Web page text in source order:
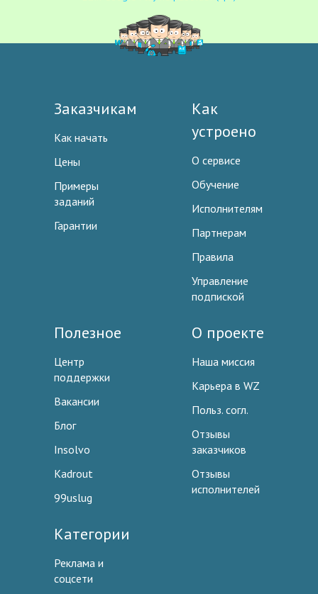
Заказчикам
Как начать
Цены
Примеры
заданий
Гарантии
Как
устроено
О сервисе
Обучение
Исполнителям
Партнерам
Правила
Управление
подпиской
Полезное
Центр
поддержки
Вакансии
Блог
Insolvo
Kadrout
99uslug
О проекте
Наша миссия
Карьера в WZ
Польз. согл.
Отзывы
заказчиков
Отзывы
исполнителей
Категории
Реклама и
соцсети